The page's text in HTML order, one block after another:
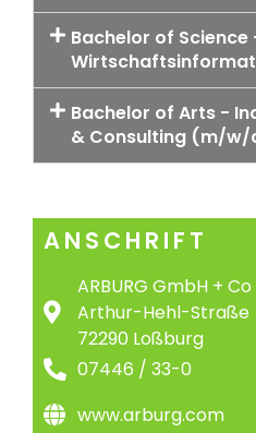
Bachelor of Science
Bachelor of Arts -
& Consulting (m/w/
ANSCHRIFT
ARBURG GmbH + Co
Arthur-Hehl-Straße
72290 Loßburg
07446 / 33-0
www.arburg.com